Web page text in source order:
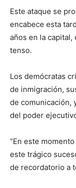
Este ataque se
encabece esta
años en la
tenso.
Los demócratas
de inmigración,
de comunicación,
del poder
“En este
este trágico
de recordatorio a